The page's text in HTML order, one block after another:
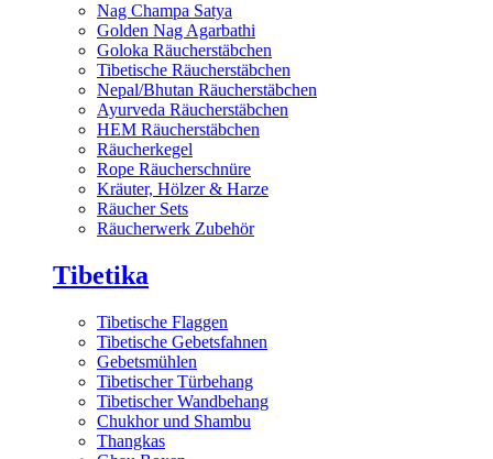
Nag Champa Satya
Golden Nag Agarbathi
Goloka Räucherstäbchen
Tibetische Räucherstäbchen
Nepal/Bhutan Räucherstäbchen
Ayurveda Räucherstäbchen
HEM Räucherstäbchen
Räucherkegel
Rope Räucherschnüre
Kräuter, Hölzer & Harze
Räucher Sets
Räucherwerk Zubehör
Tibetika
Tibetische Flaggen
Tibetische Gebetsfahnen
Gebetsmühlen
Tibetischer Türbehang
Tibetischer Wandbehang
Chukhor und Shambu
Thangkas